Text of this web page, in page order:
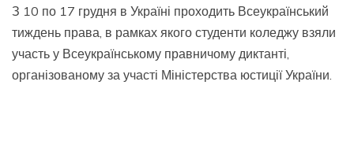
З 10 по 17 грудня в Україні проходить Всеукраїнський
тиждень права, в рамках якого студенти коледжу взяли
участь у Всеукраїнському правничому диктанті,
організованому за участі Міністерства юстиції України.